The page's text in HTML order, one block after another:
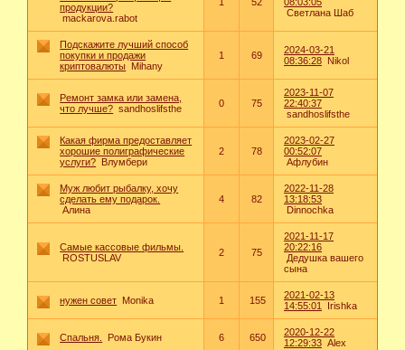
продукции?
mackarova.rabot
Светлана Шаб
Подскажите лучший способ
покупки и продажи
криптовалюты Mihany
1 69
2024-03-21
08:36:28 Nikol
Ремонт замка или замена,
что лучше? sandhoslifsthe 0 75
2023-11-07
22:40:37
sandhoslifsthe
Какая фирма предоставляет
хорошие полиграфические
услуги? Влумбери
2 78
2023-02-27
00:52:07
Афлубин
Муж любит рыбалку, хочу
сделать ему подарок.
Алина
4 82
2022-11-28
13:18:53
Dinnochka
Самые кассовые фильмы.
ROSTUSLAV
2 75
2021-11-17
20:22:16
Дедушка вашего
сына
нужен совет Monika 1 155
2021-02-13
14:55:01
Irishka
Спальня. Рома Букин 6 650
2020-12-22
12:29:33 Alex